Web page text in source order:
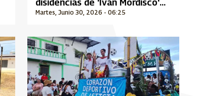
Martes, Junio 30, 2026 - 06:25
disidencias de 'Iván Mordisco'
tras nuevo golpe militar